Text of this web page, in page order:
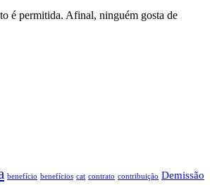
é permitida. Afinal, ninguém gosta de
benefício benefícios cat contrato contribuição Demissão